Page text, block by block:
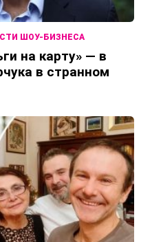
ШОУ-БИЗНЕСА
на карту» — в
в странном